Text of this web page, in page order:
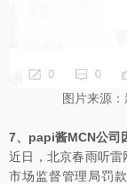
图片来源
7、papi酱MCN公司
近日，北京春雨听
市场监督管理局罚